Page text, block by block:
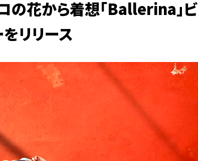
の花から着想「Ballerina」ビ
リリース